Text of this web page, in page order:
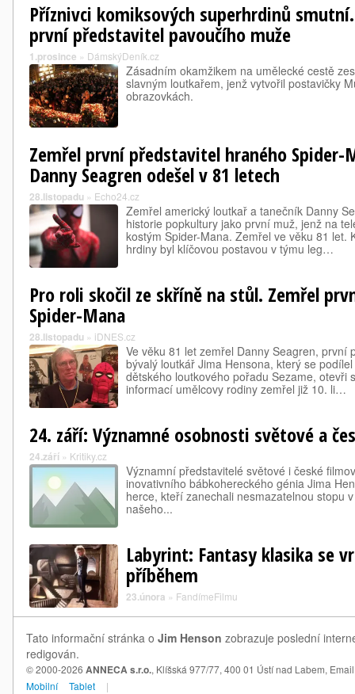
Příznivci komiksových superhrdinů
první představitel pavoučího muže
1.prosince » DámskýDeník.cz
Zásadním okamžikem na umělecké cestě
slavným loutkařem, jenž vytvořil postavičky
obrazovkách.
Zemřel první představitel hraného Spider-
Danny Seagren odešel v 81 letech
28.listopadu » Echo24.cz
Zemřel americký loutkař a tanečník Danny
historie popkultury jako první muž, jenž na
kostým Spider-Mana. Zemřel ve věku 81 let.
hrdiny byl klíčovou postavou v týmu leg…
Pro roli skočil ze skříně na stůl. Zemřel
Spider-Mana
28.listopadu » iDNES.cz
Ve věku 81 let zemřel Danny Seagren, první
bývalý loutkář Jima Hensona, který se
dětského loutkového pořadu Sezame, otevři
informací umělcovy rodiny zemřel již 10. li…
24. září: Významné osobnosti světové a
24.září » Kritiky.cz
Významní představitelé světové i české
inovativního bábkohereckého génia Jima
herce, kteří zanechali nesmazatelnou stopu
našeho...
Labyrint: Fantasy klasika se
příběhem
23.února » FandímeFilmu
Tato informační stránka o Jim Henson zobrazuje poslední
redigován.
© 2000-2026 ANNECA s.r.o., Klíšská 977/77, 400 01 Ústí nad Labem,
Mobilní
Tablet |